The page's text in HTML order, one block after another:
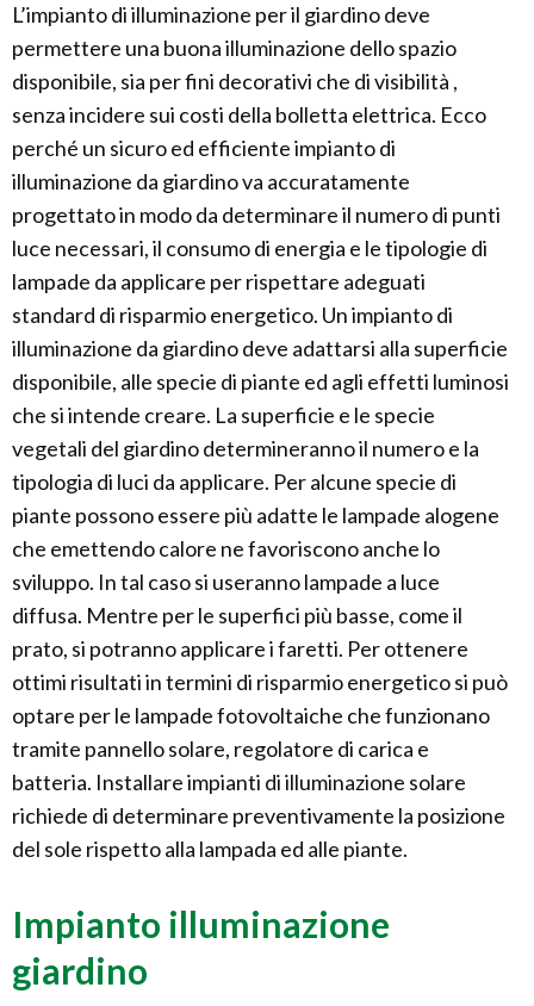
L’impianto di illuminazione per il giardino deve
permettere una buona illuminazione dello spazio
disponibile, sia per fini decorativi che di visibilità ,
senza incidere sui costi della bolletta elettrica. Ecco
perché un sicuro ed efficiente impianto di
illuminazione da giardino va accuratamente
progettato in modo da determinare il numero di punti
luce necessari, il consumo di energia e le tipologie di
lampade da applicare per rispettare adeguati
standard di risparmio energetico. Un impianto di
illuminazione da giardino deve adattarsi alla superficie
disponibile, alle specie di piante ed agli effetti luminosi
che si intende creare. La superficie e le specie
vegetali del giardino determineranno il numero e la
tipologia di luci da applicare. Per alcune specie di
piante possono essere più adatte le lampade alogene
che emettendo calore ne favoriscono anche lo
sviluppo. In tal caso si useranno lampade a luce
diffusa. Mentre per le superfici più basse, come il
prato, si potranno applicare i faretti. Per ottenere
ottimi risultati in termini di risparmio energetico si può
optare per le lampade fotovoltaiche che funzionano
tramite pannello solare, regolatore di carica e
batteria. Installare impianti di illuminazione solare
richiede di determinare preventivamente la posizione
del sole rispetto alla lampada ed alle piante.
Impianto illuminazione
giardino